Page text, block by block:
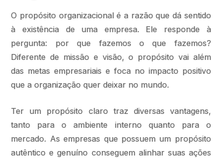
O propósito organizacional é a razão que dá sentido
à existência de uma empresa. Ele responde à
pergunta: por que fazemos o que fazemos?
Diferente de missão e visão, o propósito vai além
das metas empresariais e foca no impacto positivo
que a organização quer deixar no mundo.
Ter um propósito claro traz diversas vantagens,
tanto para o ambiente interno quanto para o
mercado. As empresas que possuem um propósito
autêntico e genuíno conseguem alinhar suas ações